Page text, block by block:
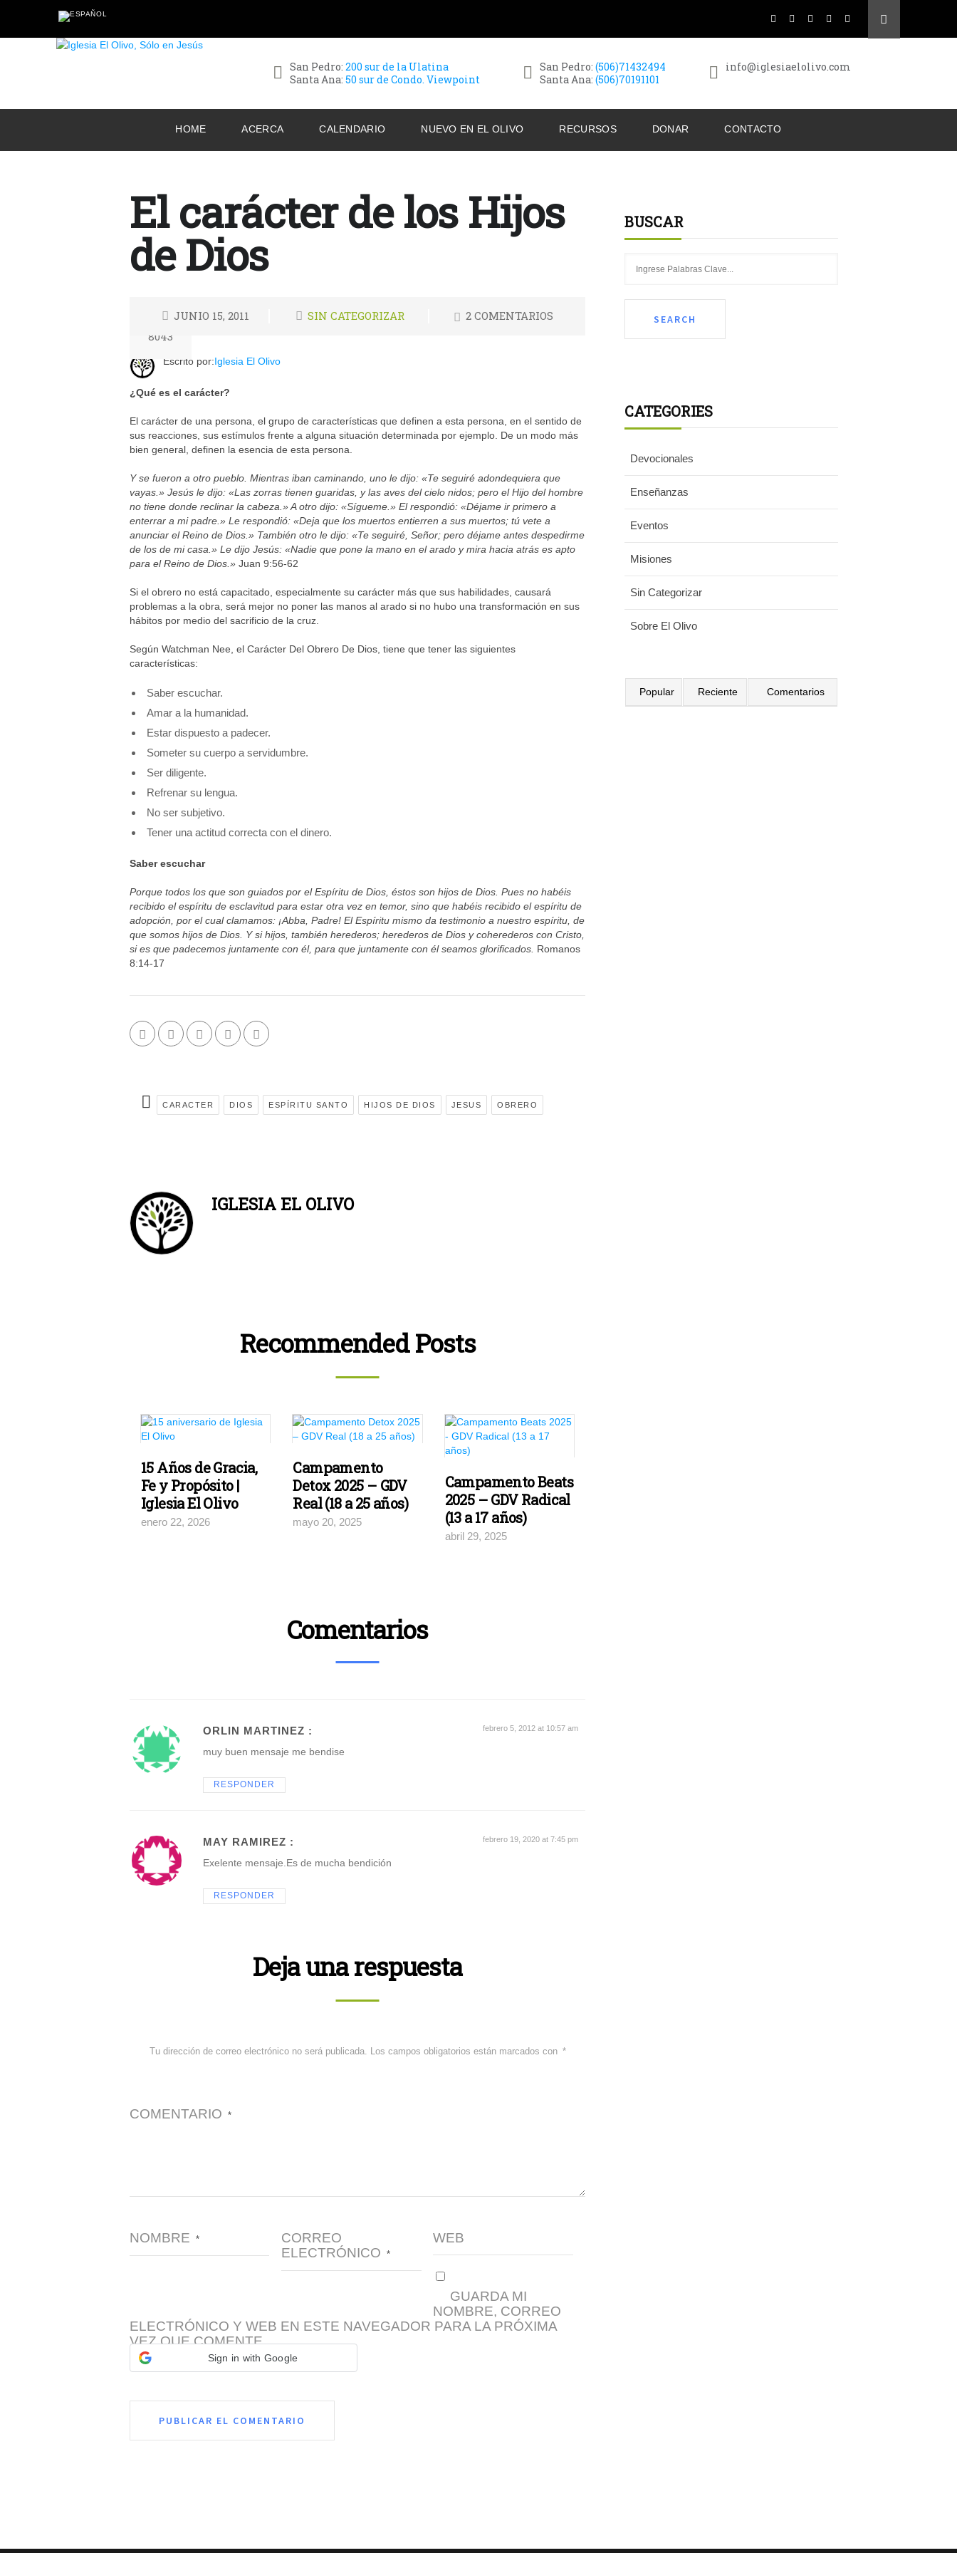
San Pedro: 200 sur de la Ulatina
Santa Ana: 50 sur de Condo. Viewpoint
San Pedro: (506)71432494
Santa Ana: (506)70191101
info@iglesiaelolivo.com
HOME ACERCA CALENDARIO NUEVO EN EL OLIVO RECURSOS DONAR CONTACTO
El carácter de los Hijos
de Dios
8043
JUNIO 15, 2011 SIN CATEGORIZAR 2 COMENTARIOS
Escrito por:Iglesia El Olivo
¿Qué es el carácter?
El carácter de una persona, el grupo de características que definen a esta persona, en el sentido de
sus reacciones, sus estímulos frente a alguna situación determinada por ejemplo. De un modo más
bien general, definen la esencia de esta persona.
Y se fueron a otro pueblo. Mientras iban caminando, uno le dijo: «Te seguiré adondequiera que
vayas.» Jesús le dijo: «Las zorras tienen guaridas, y las aves del cielo nidos; pero el Hijo del hombre
no tiene donde reclinar la cabeza.» A otro dijo: «Sígueme.» El respondió: «Déjame ir primero a
enterrar a mi padre.» Le respondió: «Deja que los muertos entierren a sus muertos; tú vete a
anunciar el Reino de Dios.» También otro le dijo: «Te seguiré, Señor; pero déjame antes despedirme
de los de mi casa.» Le dijo Jesús: «Nadie que pone la mano en el arado y mira hacia atrás es apto
para el Reino de Dios.» Juan 9:56-62
Si el obrero no está capacitado, especialmente su carácter más que sus habilidades, causará
problemas a la obra, será mejor no poner las manos al arado si no hubo una transformación en sus
hábitos por medio del sacrificio de la cruz.
Según Watchman Nee, el Carácter Del Obrero De Dios, tiene que tener las siguientes
características:
Saber escuchar.
Amar a la humanidad.
Estar dispuesto a padecer.
Someter su cuerpo a servidumbre.
Ser diligente.
Refrenar su lengua.
No ser subjetivo.
Tener una actitud correcta con el dinero.
Saber escuchar
Porque todos los que son guiados por el Espíritu de Dios, éstos son hijos de Dios. Pues no habéis
recibido el espíritu de esclavitud para estar otra vez en temor, sino que habéis recibido el espíritu de
adopción, por el cual clamamos: ¡Abba, Padre! El Espíritu mismo da testimonio a nuestro espíritu, de
que somos hijos de Dios. Y si hijos, también herederos; herederos de Dios y coherederos con Cristo,
si es que padecemos juntamente con él, para que juntamente con él seamos glorificados. Romanos
8:14-17
CARACTER DIOS ESPÍRITU SANTO HIJOS DE DIOS JESUS OBRERO
IGLESIA EL OLIVO
Recommended Posts
15 Años de Gracia,
Fe y Propósito |
Iglesia El Olivo
enero 22, 2026
Campamento
Detox 2025 – GDV
Real (18 a 25 años)
mayo 20, 2025
Campamento Beats
2025 – GDV Radical
(13 a 17 años)
abril 29, 2025
Comentarios
ORLIN MARTINEZ : febrero 5, 2012 at 10:57 am
muy buen mensaje me bendise
RESPONDER
MAY RAMIREZ : febrero 19, 2020 at 7:45 pm
Exelente mensaje.Es de mucha bendición
RESPONDER
Deja una respuesta
Tu dirección de correo electrónico no será publicada. Los campos obligatorios están marcados con *
COMENTARIO *
NOMBRE *
CORREO
ELECTRÓNICO
*
WEB
GUARDA MI
NOMBRE, CORREO
ELECTRÓNICO Y WEB EN ESTE NAVEGADOR PARA LA PRÓXIMA
VEZ QUE COMENTE.
Sign in with Google
BUSCAR
CATEGORIES
Devocionales
Enseñanzas
Eventos
Misiones
Sin Categorizar
Sobre El Olivo
Popular Reciente Comentarios